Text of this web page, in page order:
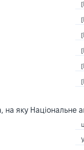
яку Національне